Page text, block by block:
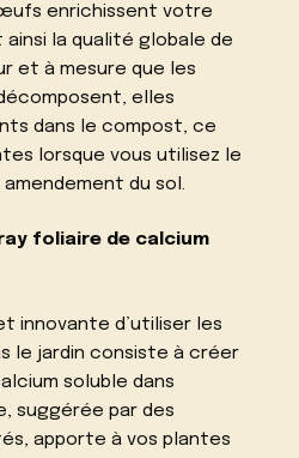
enrichissent votre
la qualité globale de
et à mesure que les
elles
dans le compost, ce
lorsque vous utilisez le
du sol.
foliaire de calcium
innovante d’utiliser les
le jardin consiste à créer
soluble dans
suggérée par des
apporte à vos plantes